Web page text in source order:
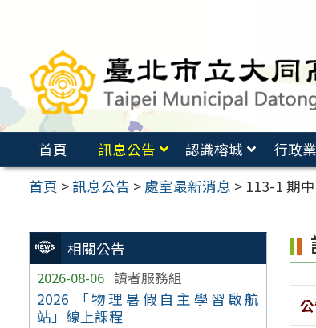
要
容
首頁 訊息公告 認識榕城 行政
首頁 >訊息公告 > 處室最新消息 > 113-1 期
相關公告
2026-08-06 讀者服務組
2026 「物理暑假自主學習啟航
站」線上課程